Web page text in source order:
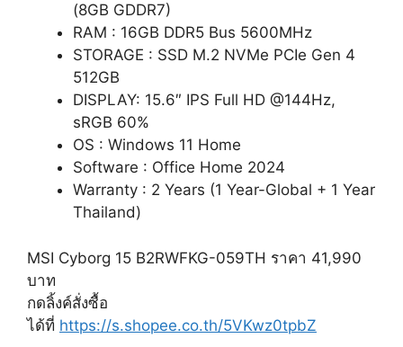
(8GB GDDR7)
RAM : 16GB DDR5 Bus 5600MHz
STORAGE : SSD M.2 NVMe PCIe Gen 4
512GB
DISPLAY: 15.6″ IPS Full HD @144Hz,
sRGB 60%
OS : Windows 11 Home
Software : Office Home 2024
Warranty : 2 Years (1 Year-Global + 1 Year
Thailand)
MSI Cyborg 15 B2RWFKG-059TH ราคา 41,990
บาท
กดลิ้งค์สั่งซื้อ
ได้ที่ https://s.shopee.co.th/5VKwz0tpbZ